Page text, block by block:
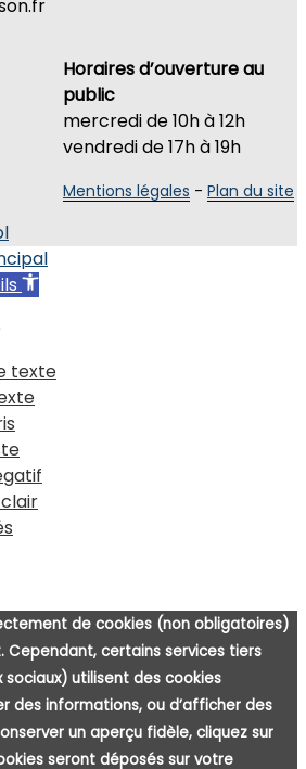
Horaires d’ouverture au
public
mercredi de 10h à 12h
vendredi de 17h à 19h
Mentions légales - Plan du site
texte
de cookies (non obligatoires)
certains services tiers
sociaux) utilisent des cookies
des informations, ou d’afficher des
un aperçu fidèle, cliquez sur
seront déposés sur votre